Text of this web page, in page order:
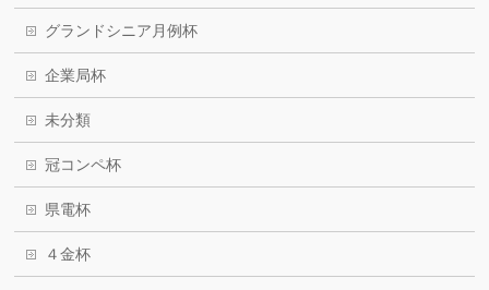
グランドシニア月例杯
企業局杯
未分類
冠コンペ杯
県電杯
４金杯